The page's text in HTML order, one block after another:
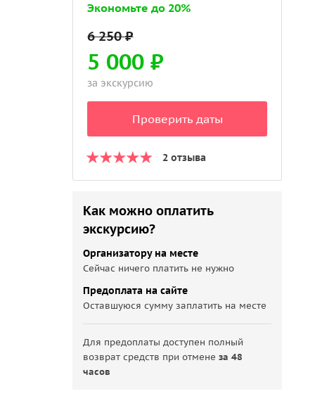
Экономьте до 20%
5 000 ₽
за экскурсию
Проверить даты
2 отзыва
Как можно оплатить
экскурсию?
Организатору на месте
Сейчас ничего платить не нужно
Предоплата на сайте
Оставшуюся сумму заплатить на месте
Для предоплаты доступен полный
возврат средств при отменеза 48
часов